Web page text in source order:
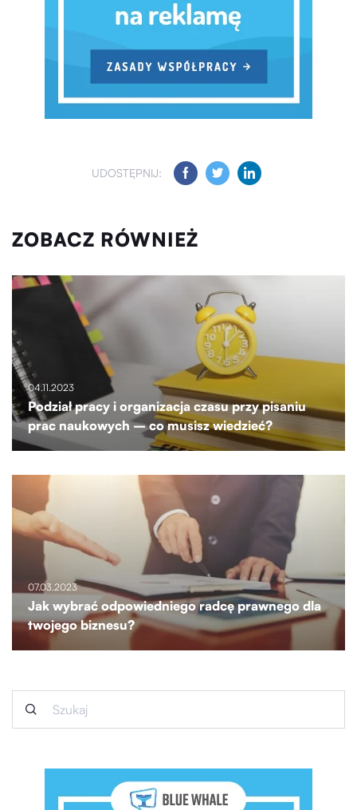
UDOSTĘPNIJ:
ZOBACZ RÓWNIEŻ
04.11.2023
Podział pracy i organizacja czasu przy pisaniu
prac naukowych – co musisz wiedzieć?
07.03.2023
Jak wybrać odpowiedniego radcę prawnego dla
twojego biznesu?